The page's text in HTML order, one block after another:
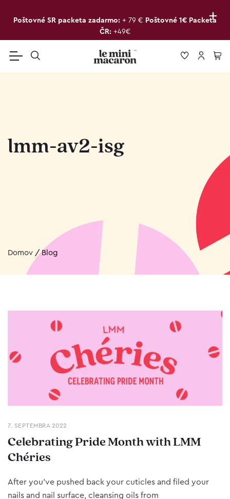
+
Poštovné SR packeta zadarmo: + 79 € Poštovné 1€ Packeta
ČR: +49€
lmm-av2-isg
Domov /Blog
7. SEPTEMBRA 2022
Celebrating Pride Month with LMM
Chéries
After you’ve pushed back your cuticles and filed your
nails and nail surface, cleansing oils from